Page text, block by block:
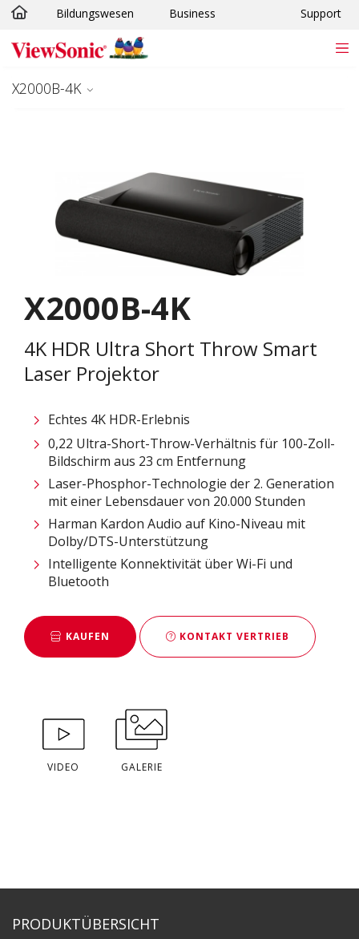
Skip to main content
Bildungswesen Business Support
X2000B-4K
X2000B-4K
4K HDR Ultra Short Throw Smart
Laser Projektor
Echtes 4K HDR-Erlebnis
0,22 Ultra-Short-Throw-Verhältnis für 100-Zoll-
Bildschirm aus 23 cm Entfernung
Laser-Phosphor-Technologie der 2. Generation
mit einer Lebensdauer von 20.000 Stunden
Harman Kardon Audio auf Kino-Niveau mit
Dolby/DTS-Unterstützung
Intelligente Konnektivität über Wi-Fi und
Bluetooth
KAUFEN KONTAKT VERTRIEB
VIDEO GALERIE
PRODUKTÜBERSICHT